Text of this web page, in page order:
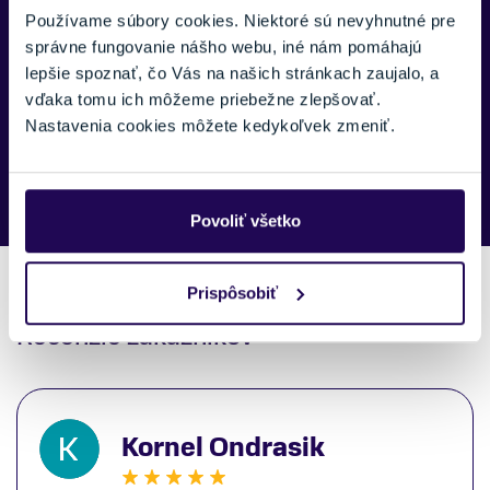
Používame súbory cookies. Niektoré sú nevyhnutné pre
správne fungovanie nášho webu, iné nám pomáhajú
lepšie spoznať, čo Vás na našich stránkach zaujalo, a
vďaka tomu ich môžeme priebežne zlepšovať.
Nastavenia cookies môžete kedykoľvek zmeniť.
Povoliť všetko
Prispôsobiť
Náš špecialista vám, čo najskôr zavolá ohľadom tohto
Recenzie zákazníkov
Kornel Ondrasik